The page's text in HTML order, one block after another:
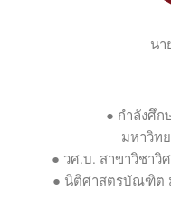
นา
● กำลังศึ
มหาวิท
● วศ.บ. สาขาวิชาวิ
● นิติศาสตรบัณฑิต